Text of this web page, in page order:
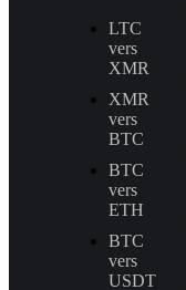
LTC
vers
XMR
XMR
vers
BTC
BTC
vers
ETH
BTC
vers
USDT